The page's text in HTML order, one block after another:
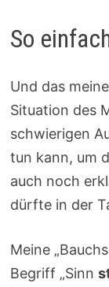
So
Und das
Situation des
schwierigen
tun kann, um
auch noch
dürfte in der
Meine
Begriff „Sinn